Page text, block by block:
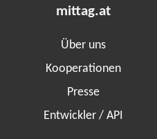
mittag.at
Über uns
Kooperationen
Presse
Entwickler / API